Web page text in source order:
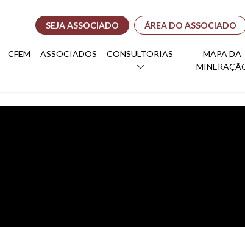
SEJA ASSOCIADO ÁREA DO ASSOCIADO
CFEM ASSOCIADOS CONSULTORIAS
MAPA DA